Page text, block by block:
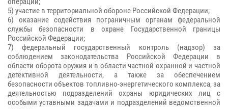
5) участие в территориальной обороне Российской Федерации;
6) оказание содействия пограничным органам федеральной
службы безопасности в охране Государственной границы
Российской Федерации;
7) федеральный государственный контроль (надзор) за
соблюдением законодательства Российской Федерации в
области оборота оружия и в области частной охранной и частной
детективной деятельности, а также за обеспечением
безопасности объектов топливно-энергетического комплекса, за
деятельностью подразделений охраны юридических лиц с
особыми уставными задачами и подразделений ведомственной